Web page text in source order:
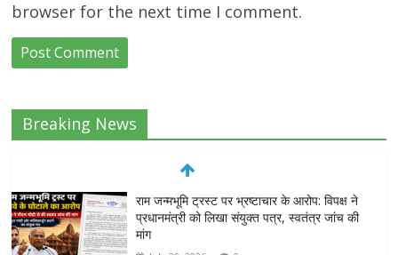
browser for the next time I comment.
Breaking News
राम जन्मभूमि ट्रस्ट पर भ्रष्टाचार के आरोप: विपक्ष ने
प्रधानमंत्री को लिखा संयुक्त पत्र, स्वतंत्र जांच की
मांग